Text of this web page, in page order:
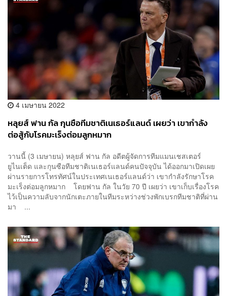
4 เมษายน 2022
หลุยส์ ฟาน กัล กุนซือทีมชาติเนเธอร์แลนด์ เผยว่า เขากำลัง
ต่อสู้กับโรคมะเร็งต่อมลูกหมาก
วานนี้ (3 เมษายน) หลุยส์ ฟาน กัล อดีตผู้จัดการทีมแมนเชสเตอร์
ยูไนเต็ด และกุนซือทีมชาติเนเธอร์แลนด์คนปัจจุบัน ได้ออกมาเปิดเผย
ผ่านรายการโทรทัศน์ในประเทศเนเธอร์แลนด์ว่า เขากำลังรักษาโรค
มะเร็งต่อมลูกหมาก โดยฟาน กัล ในวัย 70 ปี เผยว่า เขาเก็บเรื่องโรค
ไว้เป็นความลับจากนักเตะภายในทีมระหว่างช่วงพักเบรกทีมชาติที่ผ่าน
มา ...